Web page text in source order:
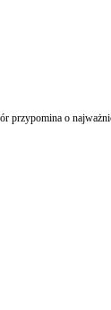
przypomina o